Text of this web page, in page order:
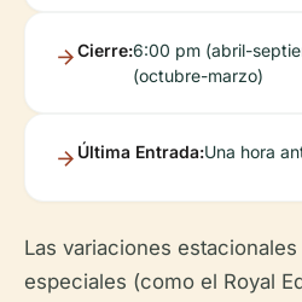
Cierre:6:00 pm (abril-
(octubre-marzo)
Última Entrada:Una hora
Las variaciones
especiales (como el Royal